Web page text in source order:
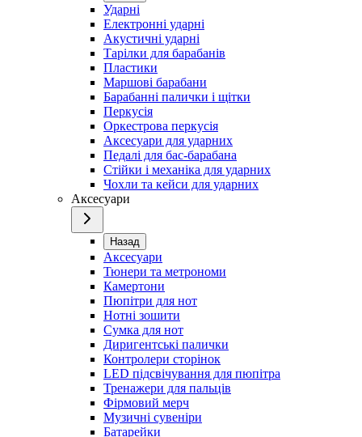
Ударні
Електронні ударні
Акустичні ударні
Тарілки для барабанів
Пластики
Маршові барабани
Барабанні палички і щітки
Перкусія
Оркестрова перкусія
Аксесуари для ударних
Педалі для бас-барабана
Стійки і механіка для ударних
Чохли та кейси для ударних
Аксесуари
Назад
Аксесуари
Тюнери та метрономи
Камертони
Пюпітри для нот
Нотні зошити
Сумка для нот
Диригентські палички
Контролери сторінок
LED підсвічування для пюпітра
Тренажери для пальців
Фірмовий мерч
Музичні сувеніри
Батарейки